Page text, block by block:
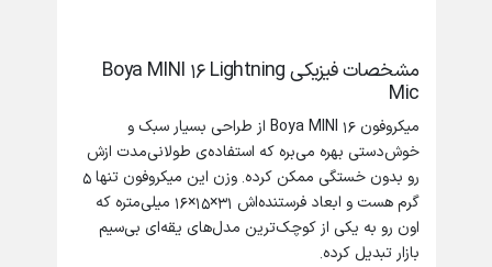
مشخصات فیزیکی Boya MINI 16 Lightning
Mic
میکروفون Boya MINI 16 از طراحی بسیار سبک و
خوش‌دستی بهره می‌بره که استفاده‌ی طولانی‌مدت ازش
رو بدون خستگی ممکن کرده. وزن این میکروفون تنها ۵
گرم هست و ابعاد فرستنده‌اش ۳۱×۱۵×۱۶ میلی‌متره که
اون رو به یکی از کوچک‌ترین مدل‌های یقه‌ای بی‌سیم
بازار تبدیل کرده.